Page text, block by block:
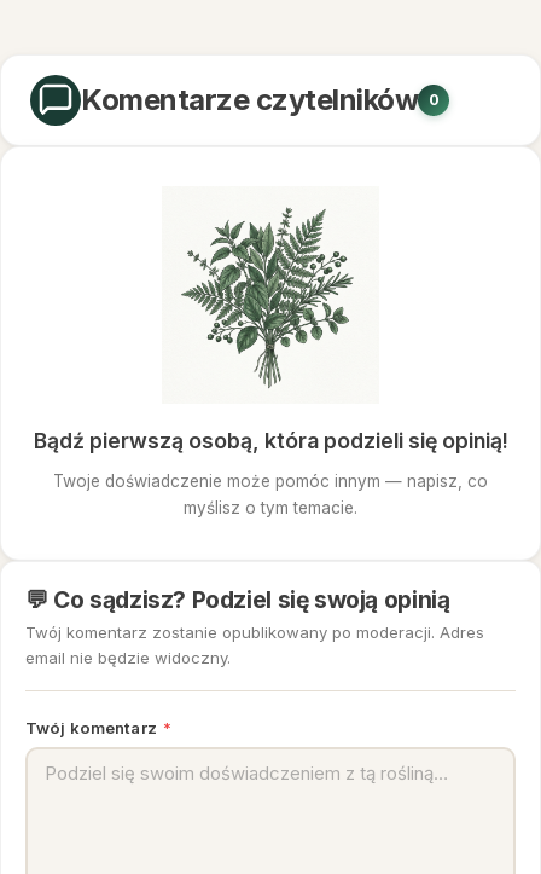
Komentarze czytelników 0
Bądź pierwszą osobą, która podzieli się opinią!
Twoje doświadczenie może pomóc innym — napisz, co
myślisz o tym temacie.
💬 Co sądzisz? Podziel się swoją opinią
Twój komentarz zostanie opublikowany po moderacji. Adres
email nie będzie widoczny.
Twój komentarz *